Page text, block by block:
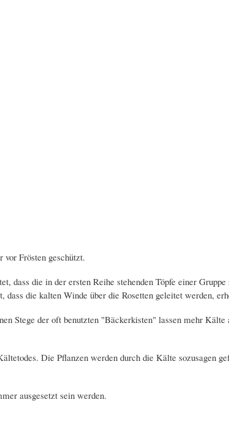
vor Frösten geschützt.
dass die in der ersten Reihe stehenden Töpfe einer
die kalten Winde über die Rosetten geleitet werden,
Stege der oft benutzten "Bäckerkisten" lassen mehr Kälte
Die Pflanzen werden durch die Kälte sozusagen
ausgesetzt sein werden.